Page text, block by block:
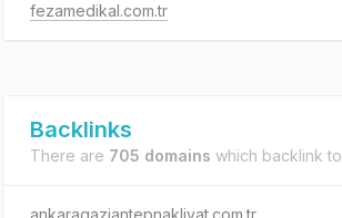
fezamedikal.com.tr
Backlinks
There are 705 domains which backlink to
ankaragaziantepnakliyat.com.tr